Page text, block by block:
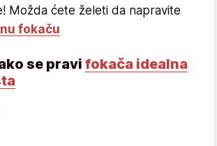
Možda ćete želeti da napravite
fokaču
se pravi fokača idealna